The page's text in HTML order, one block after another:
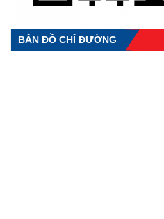
BẢN ĐỒ CHỈ ĐƯỜNG